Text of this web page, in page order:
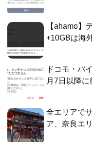
【ahamo】
+10GBは海
ドコモ・バ
月7日以降に
全エリアで
ア、奈良エ